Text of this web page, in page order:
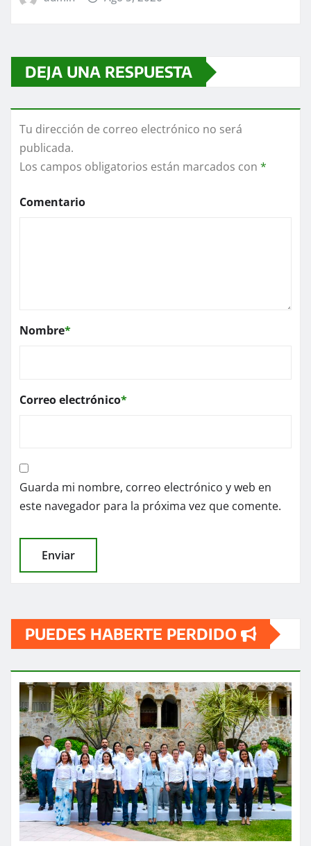
DEJA UNA RESPUESTA
Tu dirección de correo electrónico no será
publicada.
Los campos obligatorios están marcados con *
Comentario
Nombre*
Correo electrónico*
Guarda mi nombre, correo electrónico y web en
este navegador para la próxima vez que comente.
PUEDES HABERTE PERDIDO